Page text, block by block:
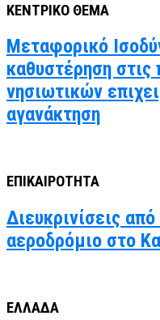
ΚΕΝΤΡΙΚΟ ΘΕΜΑ
Μεταφορικό
καθυστέρηση
νησιωτικών
αγανάκτηση
ΕΠΙΚΑΙΡΟΤΗΤΑ
Διευκρινίσεις
αεροδρόμιο στο
ΕΛΛΑΔΑ